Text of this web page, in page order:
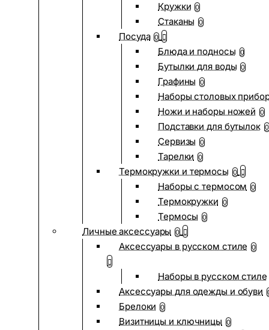
Кружки 0
Стаканы 0
Посуда 0
Блюда и подносы 0
Бутылки для воды 0
Графины 0
Наборы столовых
Ножи и наборы ножей 0
Подставки для бутылок 0
Сервизы 0
Тарелки 0
Термокружки и термосы 0
Наборы с термосом 0
Термокружки 0
Термосы 0
Личные аксессуары 0
Аксессуары в русском стиле 0
Наборы в русском стиле
Аксессуары для одежды и обуви
Брелоки 0
Визитницы и ключницы 0